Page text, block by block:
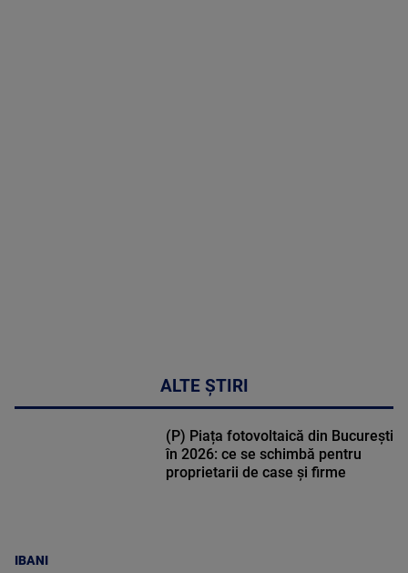
ALTE ȘTIRI
IBANI
(P) Piața fotovoltaică din București
în 2026: ce se schimbă pentru
proprietarii de case și firme